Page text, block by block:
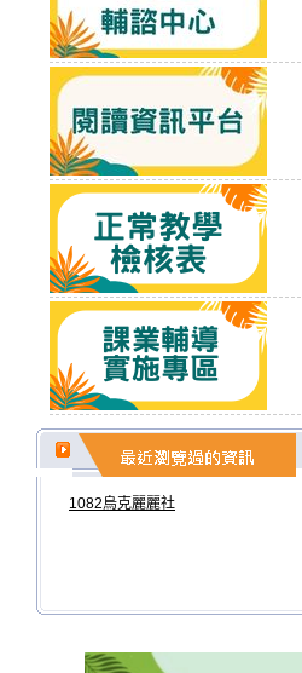
1082烏克麗麗社